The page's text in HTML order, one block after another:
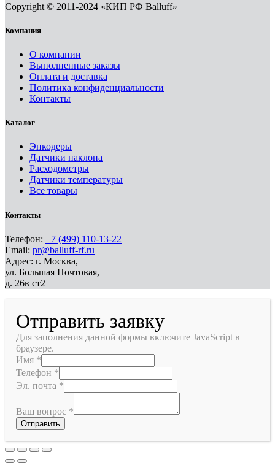
Copyright © 2011-2024 «КИП РФ Balluff»
Компания
О компании
Выполненные заказы
Оплата и доставка
Политика конфиденциальности
Контакты
Каталог
Энкодеры
Датчики наклона
Расходометры
Датчики температуры
Все товары
Контакты
Телефон: +7 (499) 110-13-22
Email: pr@balluff-rf.ru
Адрес: г. Москва,
ул. Большая Почтовая,
д. 26в ст2
Отправить заявку
Для заполнения данной формы включите JavaScript в
браузере.
Имя *
Телефон *
Эл. почта *
Ваш вопрос *
Отправить